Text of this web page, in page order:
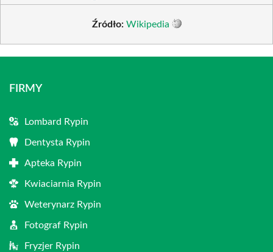
Źródło: Wikipedia
FIRMY
Lombard Rypin
Dentysta Rypin
Apteka Rypin
Kwiaciarnia Rypin
Weterynarz Rypin
Fotograf Rypin
Fryzjer Rypin